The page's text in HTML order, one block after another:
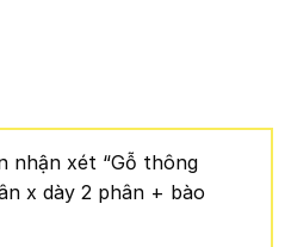
nhận xét “Gỗ thông
x dày 2 phân + bào